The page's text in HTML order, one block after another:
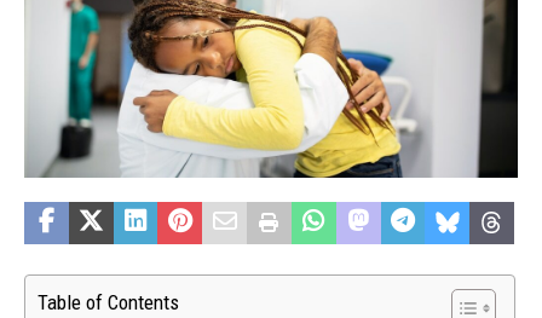
Table of Contents